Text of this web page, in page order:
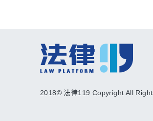
2018© 法律119 Copyright All